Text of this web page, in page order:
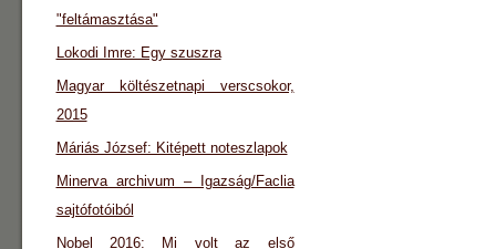
"feltámasztása"
Lokodi Imre: Egy szuszra
Magyar költészetnapi verscsokor,
2015
Máriás József: Kitépett noteszlapok
Minerva archivum – Igazság/Faclia
sajtófotóiból
Nobel 2016: Mi volt az első